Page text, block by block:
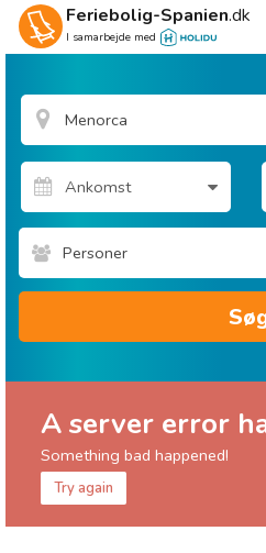
Feriebolig-Spanien.dk
I samarbejde med
Personer
A server error
Something bad happened!
Try again